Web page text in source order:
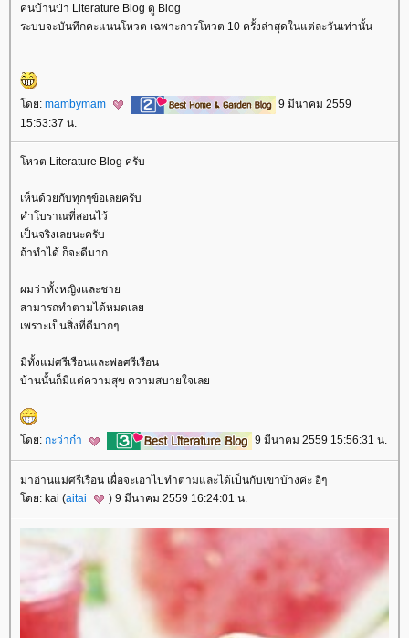
คนบ้านป่า Literature Blog ดู Blog
ระบบจะบันทึกคะแนนโหวต เฉพาะการโหวต 10 ครั้งล่าสุดในแต่ละวันเท่านั้น
ดย: mambymam
9 มีนาคม 2559
15:53:37 น.
หวต Literature Blog ครับ
เห็นด้วยกับทุกๆข้อเลยครับ
คำโบราณที่สอนไว้
เป็นจริงเลยนะครับ
ถ้าทำได้ ก็จะดีมาก
ผมว่าทั้งหญิงและชา
สามารถทำตามได้หมดเล
เพราะเป็นสิ่งที่ดีมากๆ
มีทั้งแม่ศรีเรือนและพ่อศรีเรือน
บ้านนั้นก็มีแต่ความสุข ความสบายใจเล
ดย: กะว่าก๋า 9 มีนาคม 2559 15:56:31 น.
มาอ่านแม่ศรีเรือน เผื่อจะเอาไปทำตามและได้เป็นกับเขาบ้างค่ะ อิๆ
ดย: kai (aitai ) 9 มีนาคม 2559 16:24:01 น.